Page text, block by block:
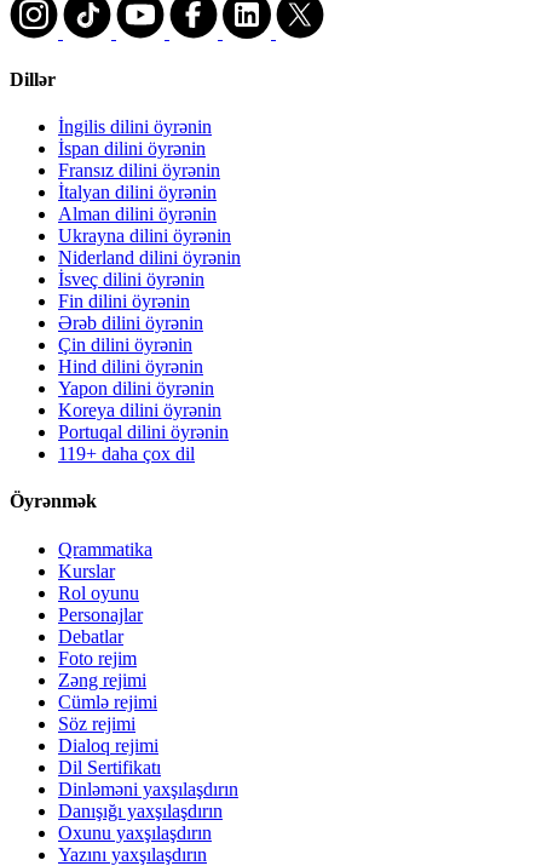
Dillər
İngilis dilini öyrənin
İspan dilini öyrənin
Fransız dilini öyrənin
İtalyan dilini öyrənin
Alman dilini öyrənin
Ukrayna dilini öyrənin
Niderland dilini öyrənin
İsveç dilini öyrənin
Fin dilini öyrənin
Ərəb dilini öyrənin
Çin dilini öyrənin
Hind dilini öyrənin
Yapon dilini öyrənin
Koreya dilini öyrənin
Portuqal dilini öyrənin
119+ daha çox dil
Öyrənmək
Qrammatika
Kurslar
Rol oyunu
Personajlar
Debatlar
Foto rejim
Zəng rejimi
Cümlə rejimi
Söz rejimi
Dialoq rejimi
Dil Sertifikatı
Dinləməni yaxşılaşdırın
Danışığı yaxşılaşdırın
Oxunu yaxşılaşdırın
Yazını yaxşılaşdırın